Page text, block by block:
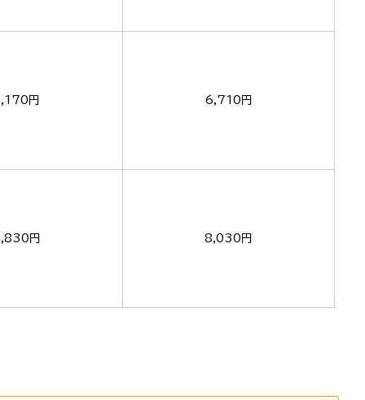
円 6,710円
円 8,030円